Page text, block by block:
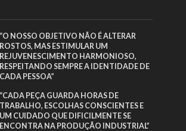
“O NOSSO OBJETIVO NÃO É ALTERAR
ROSTOS, MAS ESTIMULAR UM
REJUVENESCIMENTO HARMONIOSO,
RESPEITANDO SEMPRE A IDENTIDADE DE
CADA PESSOA”
“CADA PEÇA GUARDA HORAS DE
TRABALHO, ESCOLHAS CONSCIENTES E
UM CUIDADO QUE DIFICILMENTE SE
ENCONTRA NA PRODUÇÃO INDUSTRIAL”